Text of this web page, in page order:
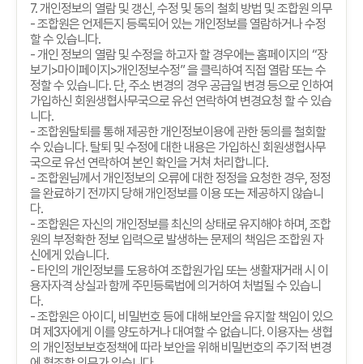
7.개인정보의 열람 및 갱신,수정 및 동의 철회 방법 및 조합원 의무
-조합원은 언제든지 등록되어 있는 개인정보를 열람하거나 수정
할 수 있습니다.
-개인 정보의 열람 및 수정을 하고자 할 경우에는 홈페이지의 “장
보기 >마이페이지 >개인정보수정”을 클릭하여 직접 열람 또는 수
정할 수 있습니다. 단,주소 변경의 경우 공급일 변경 등으로 인하여
가입하신 회원생협사무국으로 유선 연락하여 변경요청 할 수 있습
니다.
-조합원탈퇴를 통해 제공한 개인정보이용에 관한 동의를 철회할
수 있습니다. 탈퇴 및 수정에 대한 내용은 가입하신 회원생협사무
국으로 유선 연락하여 본인 확인을 거쳐 처리합니다.
-조합원님께서 개인정보의 오류에 대한 정정을 요청한 경우, 정정
을 완료하기 전까지 당해 개인정보를 이용 또는 제공하지 않습니
다.
-조합원은 자신의 개인정보를 최신의 상태로 유지해야 하며,조합
원의 부정확한 정보 입력으로 발생하는 문제의 책임은 조합원 자
신에게 있습니다.
- 타인의 개인정보를 도용하여 조합원가입 또는 생활재거래 시 이
용자자격 상실과 함께 주민등록법에 의거하여 처벌될 수 있습니
다.
-조합원은 아이디 , 비밀번호 등에 대해 보안을 유지할 책임이 있으
며 제3자에게 이를 양도하거나 대여할 수 없습니다. 이용자는 생협
의 개인정보보호정책에 따라 보안을 위해 비밀번호의 주기적 변경